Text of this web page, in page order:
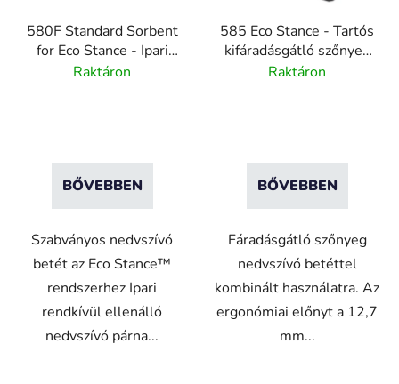
580F Standard Sorbent
for Eco Stance - Ipari
rendkívül ellenálló
Raktáron
BŐVEBBEN
Szabványos nedvszívó
betét az Eco Stance™
rendszerhez Ipari
rendkívül ellenálló
nedvszívó párna...
585 Eco Stance - Tartós
kifáradásgátló szőnyeg
nedvszívó betéttel
Raktáron
BŐVEBBEN
Fáradásgátló szőnyeg
nedvszívó betéttel
kombinált használatra. Az
ergonómiai előnyt a 12,7
mm...